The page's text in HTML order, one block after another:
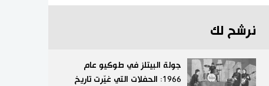
Русский
سياسة
اقتصاد
مجتمع
المطبخ الياباني
نرشح لك
جولة البيتلز في طوكيو عام
1966: الحفلات التي غيّرت تاريخ